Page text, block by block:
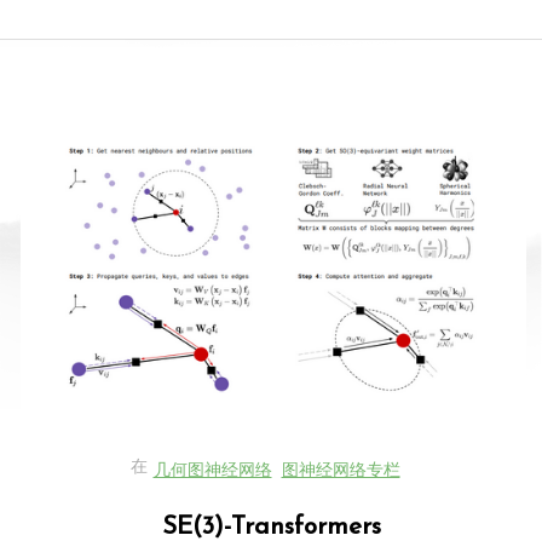
在 几何图神经网络 图神经网络专栏
SE(3)-Transformers